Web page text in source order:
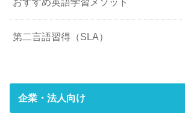
第二言語習得（SLA）
企業・法人向け